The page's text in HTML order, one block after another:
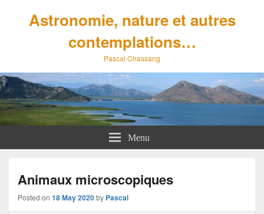
Astronomie, nature et autres
contemplations…
Pascal Chassang
Menu
Animaux microscopiques
Posted on 18 May 2020by Pascal